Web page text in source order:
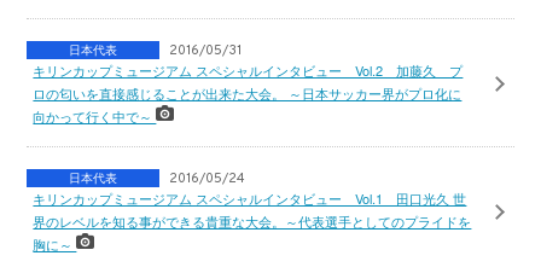
日本代表 2016/05/31
キリンカップミュージアム スペシャルインタビュー Vol.2 加藤久 プ
ロの匂いを直接感じることが出来た大会。 ～日本サッカー界がプロ化に
向かって行く中で～
日本代表 2016/05/24
キリンカップミュージアム スペシャルインタビュー Vol.1 田口光久 世
界のレベルを知る事ができる貴重な大会。～代表選手としてのプライドを
胸に～